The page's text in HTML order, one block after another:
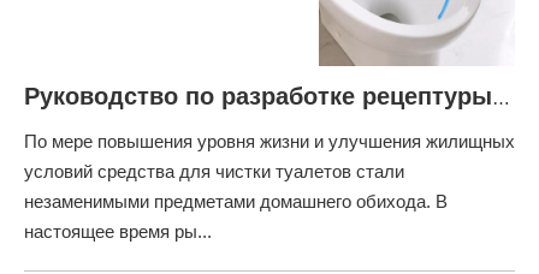
Руководство по разработке рецептуры средства для чистки унитаза
По мере повышения уровня жизни и улучшения жилищных
условий средства для чистки туалетов стали
незаменимыми предметами домашнего обихода. В
настоящее время ры...